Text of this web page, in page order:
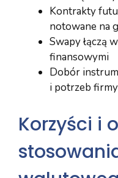
Kontrakty
notowane na
Swapy łączą
finansowymi
Dobór
i potrzeb firmy
Korzyści i